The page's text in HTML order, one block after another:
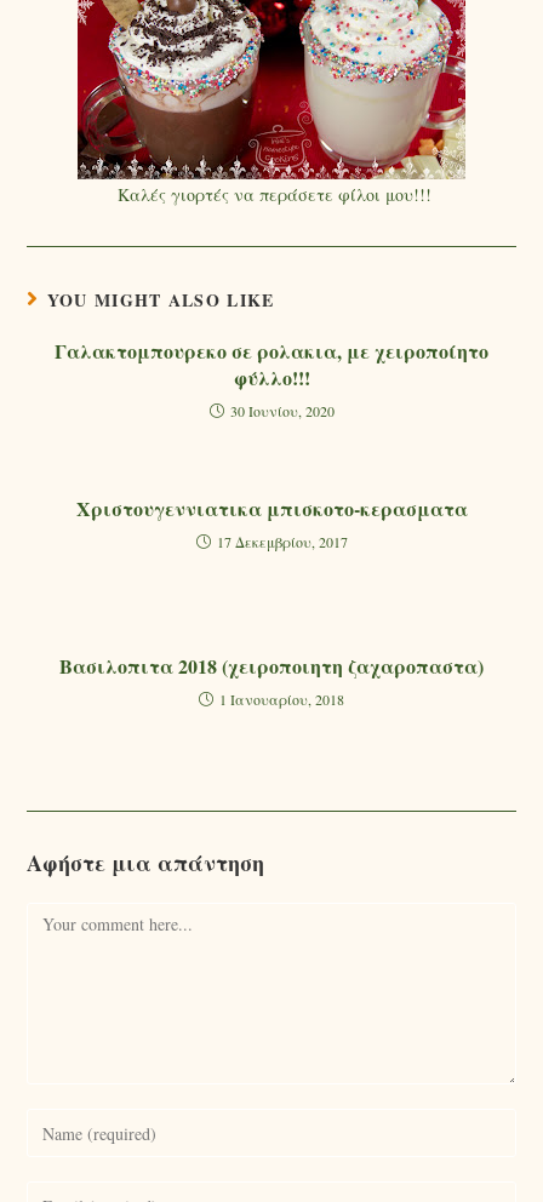
Καλές γιορτές να περάσετε φίλοι μου!!!
YOU MIGHT ALSO LIKE
Γαλακτομπουρεκο σε ρολακια, με χειροποίητο
φύλλο!!!
30 Ιουνίου, 2020
Χριστουγεννιατικα μπισκοτο-κερασματα
17 Δεκεμβρίου, 2017
Βασιλοπιτα 2018 (χειροποιητη ζαχαροπαστα)
1 Ιανουαρίου, 2018
Αφήστε μια απάντηση